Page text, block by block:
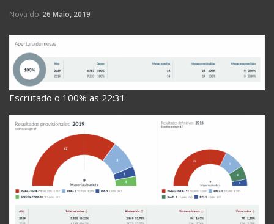
Nova do 26 Maio, 2019
Escrutado o 100% as 22:31